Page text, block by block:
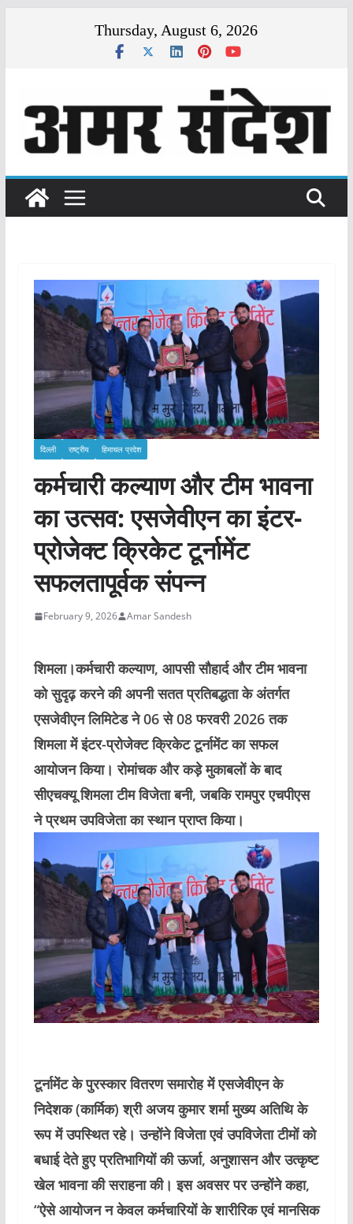
Thursday, August 6, 2026
दिल्ली राष्ट्रीय हिमाचल प्रदेश
कर्मचारी कल्याण और टीम भावना
का उत्सव: एसजेवीएन का इंटर-
प्रोजेक्ट क्रिकेट टूर्नामेंट
सफलतापूर्वक संपन्न
February 9, 2026 Amar Sandesh
शिमला।कर्मचारी कल्याण, आपसी सौहार्द और टीम भावना
को सुदृढ़ करने की अपनी सतत प्रतिबद्धता के अंतर्गत
एसजेवीएन लिमिटेड ने 06 से 08 फरवरी 2026 तक
शिमला में इंटर-प्रोजेक्ट क्रिकेट टूर्नामेंट का सफल
आयोजन किया। रोमांचक और कड़े मुकाबलों के बाद
सीएचक्यू शिमला टीम विजेता बनी, जबकि रामपुर एचपीएस
ने प्रथम उपविजेता का स्थान प्राप्त किया।
टूर्नामेंट के पुरस्कार वितरण समारोह में एसजेवीएन के
निदेशक (कार्मिक) श्री अजय कुमार शर्मा मुख्य अतिथि के
रूप में उपस्थित रहे। उन्होंने विजेता एवं उपविजेता टीमों को
बधाई देते हुए प्रतिभागियों की ऊर्जा, अनुशासन और उत्कृष्ट
खेल भावना की सराहना की। इस अवसर पर उन्होंने कहा,
“ऐसे आयोजन न केवल कर्मचारियों के शारीरिक एवं मानसिक